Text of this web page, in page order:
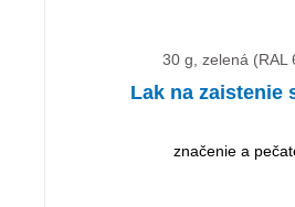
30 g, zelená (RAL
Lak na zaistenie
značenie a